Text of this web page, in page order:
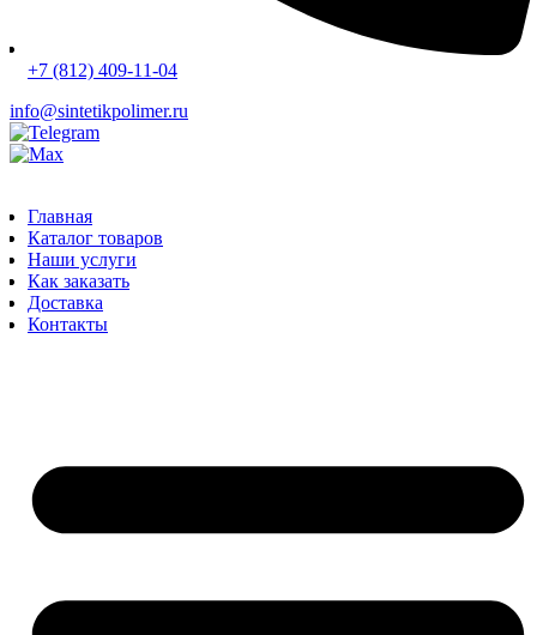
+7 (812) 409-11-04
info@sintetikpolimer.ru
Главная
Каталог товаров
Наши услуги
Как заказать
Доставка
Контакты